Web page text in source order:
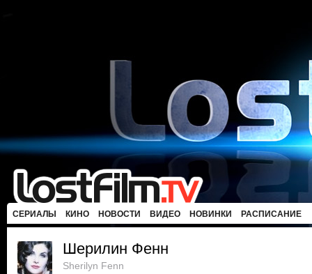
СЕРИАЛЫ КИНО НОВОСТИ ВИДЕО НОВИНКИ РАСПИСАНИЕ
Шерилин Фенн
Sherilyn Fenn